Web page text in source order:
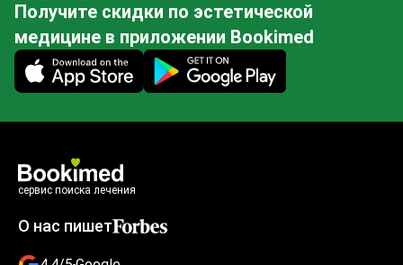
Получите скидки по эстетической
медицине в приложении Bookimed
Mobile app illustration
сервис поиска лечения
О нас пишет